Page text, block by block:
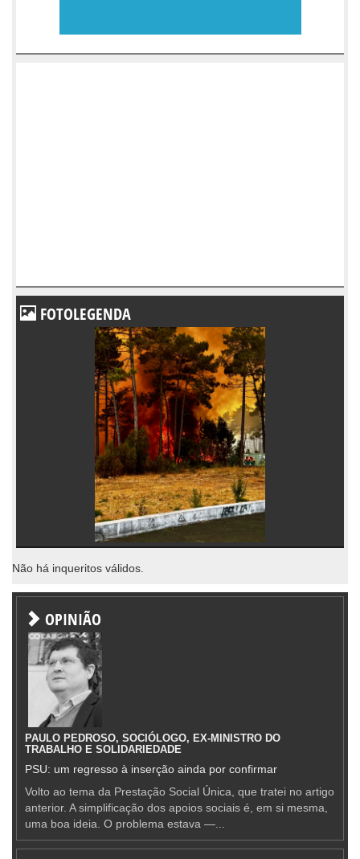
FOTOLEGENDA
Não há inqueritos válidos.
OPINIÃO
PAULO PEDROSO, SOCIÓLOGO, EX-MINISTRO DO
TRABALHO E SOLIDARIEDADE
PSU: um regresso à inserção ainda por confirmar
Volto ao tema da Prestação Social Única, que tratei no artigo
anterior. A simplificação dos apoios sociais é, em si mesma,
uma boa ideia. O problema estava —...